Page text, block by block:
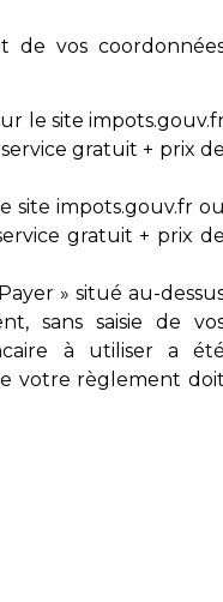
de vos
le site
gratuit + prix de
site impots.gouv.fr ou
gratuit + prix de
» situé au-
sans saisie de
à utiliser a été
votre règlement doit